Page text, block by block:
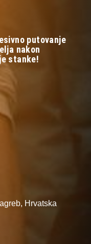
putovanje
nakon
stanke!
Hrvatska